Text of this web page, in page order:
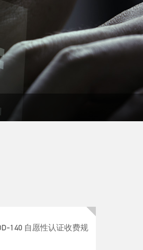
140 自愿性认证收费规